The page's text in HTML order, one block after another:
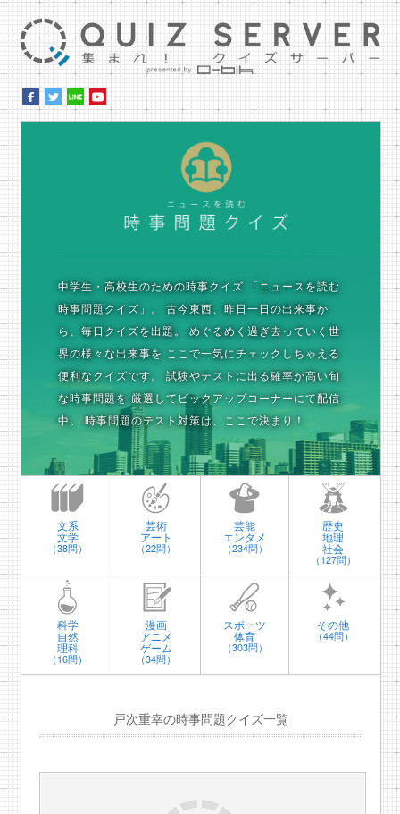
中学生・高校生のための時事クイズ 「ニュースを読む
時事問題クイズ」。
古今東西、昨日一日の出来事か
ら、毎日クイズを出題。
めぐるめく過ぎ去っていく世
界の様々な出来事を ここで一気にチェックしちゃえる
便利なクイズです。
試験やテストに出る確率が高い旬
な時事問題を 厳選してピックアップコーナーにて配信
中。
時事問題のテスト対策は、ここで決まり！
文系
文学
（38問）
芸術
アート
（22問）
芸能
エンタメ
（234問）
歴史
地理
社会
（127問）
科学
自然
理科
（16問）
漫画
アニメ
ゲーム
（34問）
スポーツ
体育
（303問）
その他
（44問）
戸次重幸の時事問題クイズ一覧